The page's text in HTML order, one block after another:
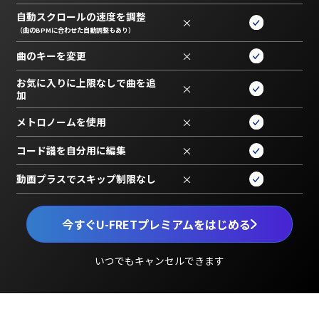
今すぐU-FRETプレミアムをはじめる
いつでもキャンセルできます
自動スクロールの速度を調整
（曲のBPMに合わせた自動調整もあり） ×
曲のキーを変更 ×
お気に入りに上限なしで曲を追
加
×
メトロノームを使用 ×
コード譜を自分用に編集 ×
動画プラスでスキップ制限なし ×